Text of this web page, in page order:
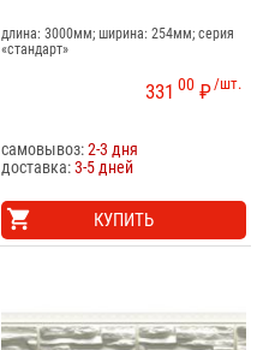
длина: 3000мм; ширина: 254мм; серия
«стандарт»
/шт.
331 00 ₽
самовывоз:2-3 дня
доставка:3-5 дней
КУПИТЬ